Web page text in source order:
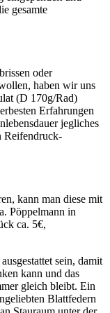
gesamte
oder
haben wir uns
(D 170g/Rad)
Erfahrungen
jegliches
Reifendruck-
kann man diese mit
Pöppelmann in
ca. 5€,
sein, damit
kann und das
gleich bleibt. Ein
Blattfedern